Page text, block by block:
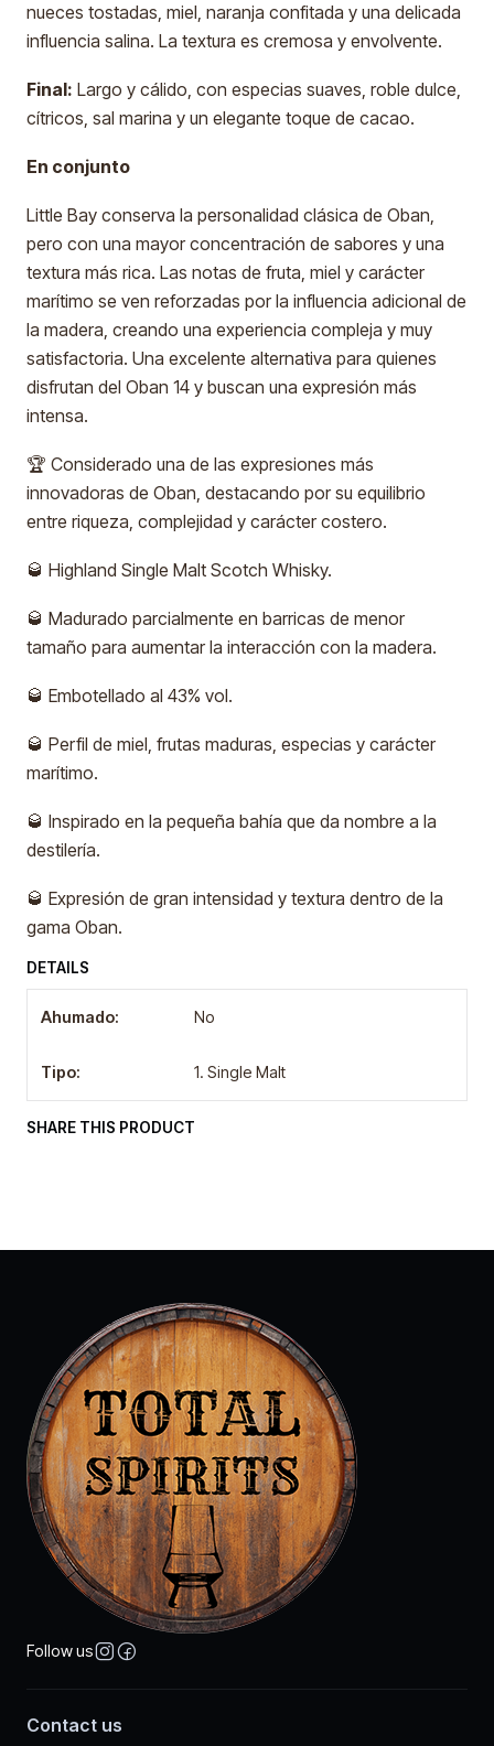
nueces tostadas, miel, naranja confitada y una delicada
influencia salina. La textura es cremosa y envolvente.
Final: Largo y cálido, con especias suaves, roble dulce,
cítricos, sal marina y un elegante toque de cacao.
En conjunto
Little Bay conserva la personalidad clásica de Oban,
pero con una mayor concentración de sabores y una
textura más rica. Las notas de fruta, miel y carácter
marítimo se ven reforzadas por la influencia adicional de
la madera, creando una experiencia compleja y muy
satisfactoria. Una excelente alternativa para quienes
disfrutan del Oban 14 y buscan una expresión más
intensa.
🏆 Considerado una de las expresiones más
innovadoras de Oban, destacando por su equilibrio
entre riqueza, complejidad y carácter costero.
🥃 Highland Single Malt Scotch Whisky.
🥃 Madurado parcialmente en barricas de menor
tamaño para aumentar la interacción con la madera.
🥃 Embotellado al 43% vol.
🥃 Perfil de miel, frutas maduras, especias y carácter
marítimo.
🥃 Inspirado en la pequeña bahía que da nombre a la
destilería.
🥃 Expresión de gran intensidad y textura dentro de la
gama Oban.
DETAILS
Ahumado: No
Tipo: 1. Single Malt
SHARE THIS PRODUCT
Follow us
Contact us